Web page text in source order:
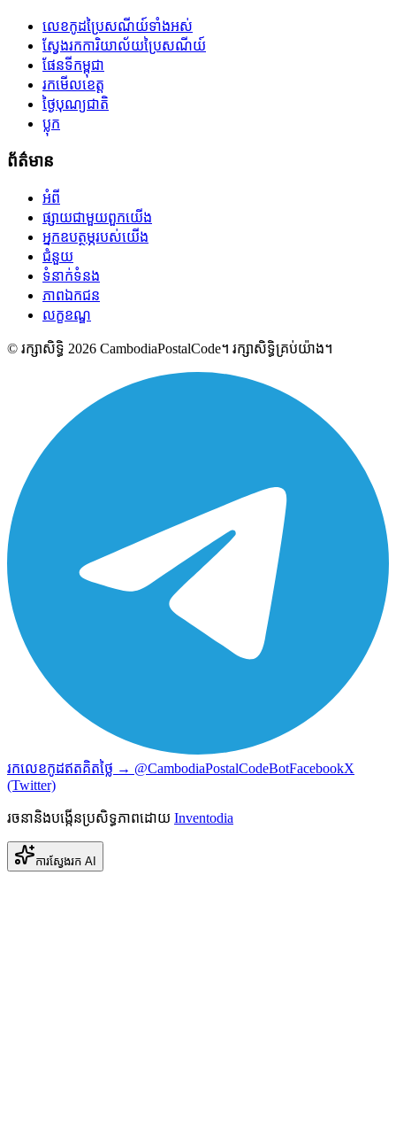
លេខកូដប្រៃសណីយ៍ទាំងអស់
ស្វែងរកការិយាល័យប្រៃសណីយ៍
ផែនទីកម្ពុជា
រកមើលខេត្ត
ថ្ងៃបុណ្យជាតិ
ប្លុក
ព័ត៌មាន
អំពី
ផ្សាយជាមួយពួកយើង
អ្នកឧបត្ថម្ភរបស់យើង
ជំនួយ
ទំនាក់ទំនង
ភាពឯកជន
លក្ខខណ្ឌ
© រក្សាសិទ្ធិ 2026 CambodiaPostalCode។ រក្សាសិទ្ធិគ្រប់យ៉ាង។
រកលេខកូដឥតគិតថ្លៃ → @CambodiaPostalCodeBotFacebookX
(Twitter)
រចនានិងបង្កើនប្រសិទ្ធភាពដោយ Inventodia
ការស្វែងរក AI